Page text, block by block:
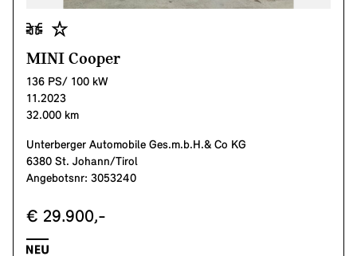
MINI Cooper
136 PS/ 100 kW
11.2023
32.000 km
Unterberger Automobile Ges.m.b.H.& Co KG
6380 St. Johann/Tirol
Angebotsnr: 3053240
€ 29.900,-